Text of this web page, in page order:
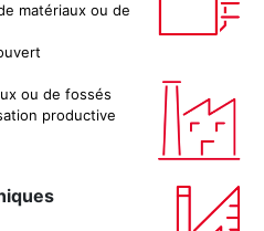
matériaux ou de
ou de fossés
productive